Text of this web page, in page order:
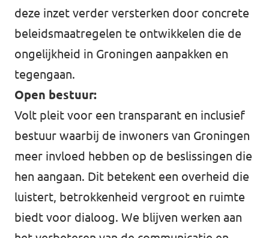
deze inzet verder versterken door concrete
beleidsmaatregelen te ontwikkelen die de
ongelijkheid in Groningen aanpakken en
tegengaan.
Open bestuur:
Volt pleit voor een transparant en inclusief
bestuur waarbij de inwoners van Groningen
meer invloed hebben op de beslissingen die
hen aangaan. Dit betekent een overheid die
luistert, betrokkenheid vergroot en ruimte
biedt voor dialoog. We blijven werken aan